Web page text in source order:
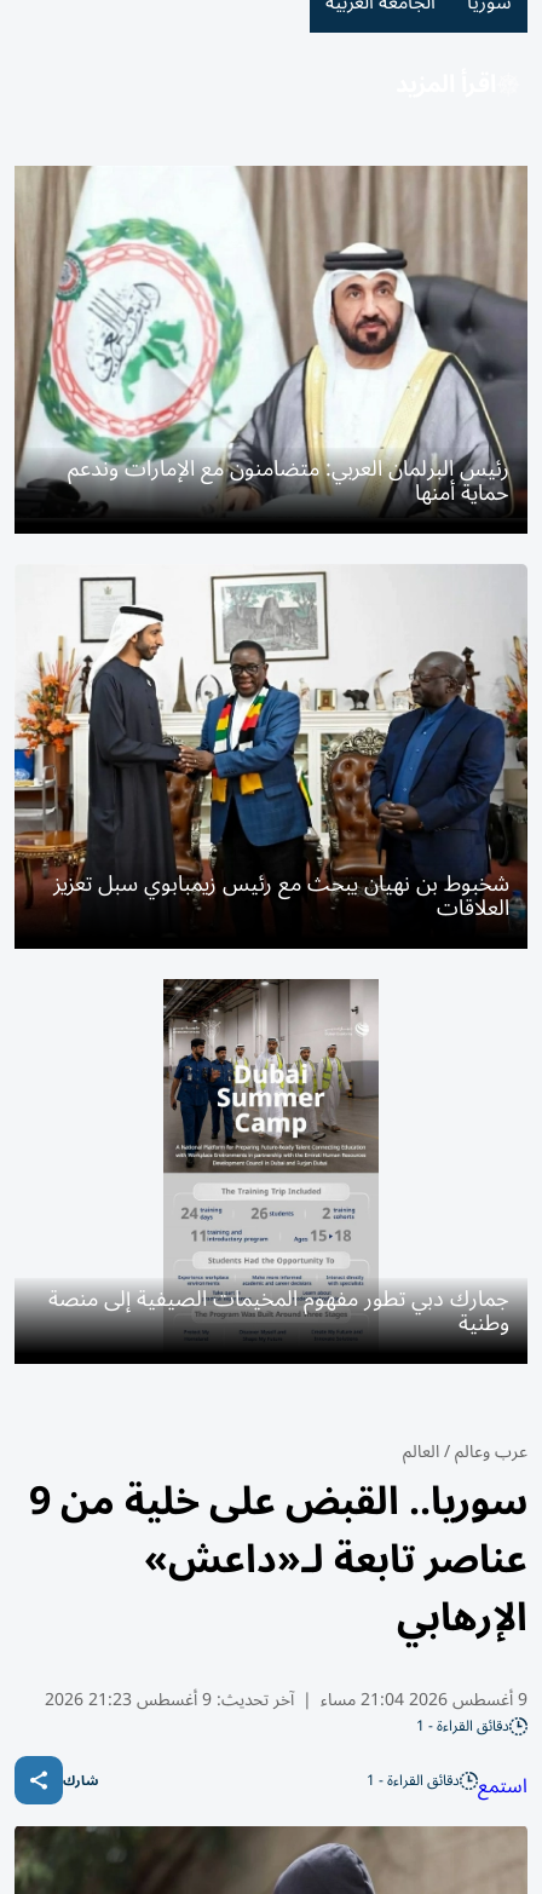
رئيس البرلمان العربي: متضامنون مع الإمارات وندعم
حماية أمنها
شخبوط بن نهيان يبحث مع رئيس زيمبابوي سبل تعزيز
العلاقات
جمارك دبي تطور مفهوم المخيمات الصيفية إلى منصة
وطنية
عرب وعالم/العالم
سوريا.. القبض على خلية من 9
عناصر تابعة لـ«داعش»
الإرهابي
9 أغسطس 2026 21:04 مساء | آخر تحديث:9 أغسطس 21:23 2026
دقائق القراءة - 1
استمع دقائق القراءة - 1 شارك